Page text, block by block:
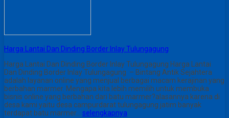
Harga Lantai Dan Dinding Border Inlay Tulungagung
Harga Lantai Dan Dinding Border Inlay Tulungagung Harga Lantai
Dan Dinding Border Inlay Tulungagung – Bintang Antik Sejahtera
adalah layanan online yang menjual berbagai macam kerajinan yang
berbahan marmer. Mengapa kita lebih memilih untuk membuka
bisnis online yang berbahan dari batu marmer?alasannya karena di
desa kami yaitu desa campurdarat tulungagung jatim banyak
terdapat batu marmer… selengkapnya